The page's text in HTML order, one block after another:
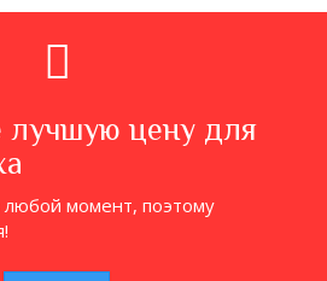
лучшую цену для
момент, поэтому